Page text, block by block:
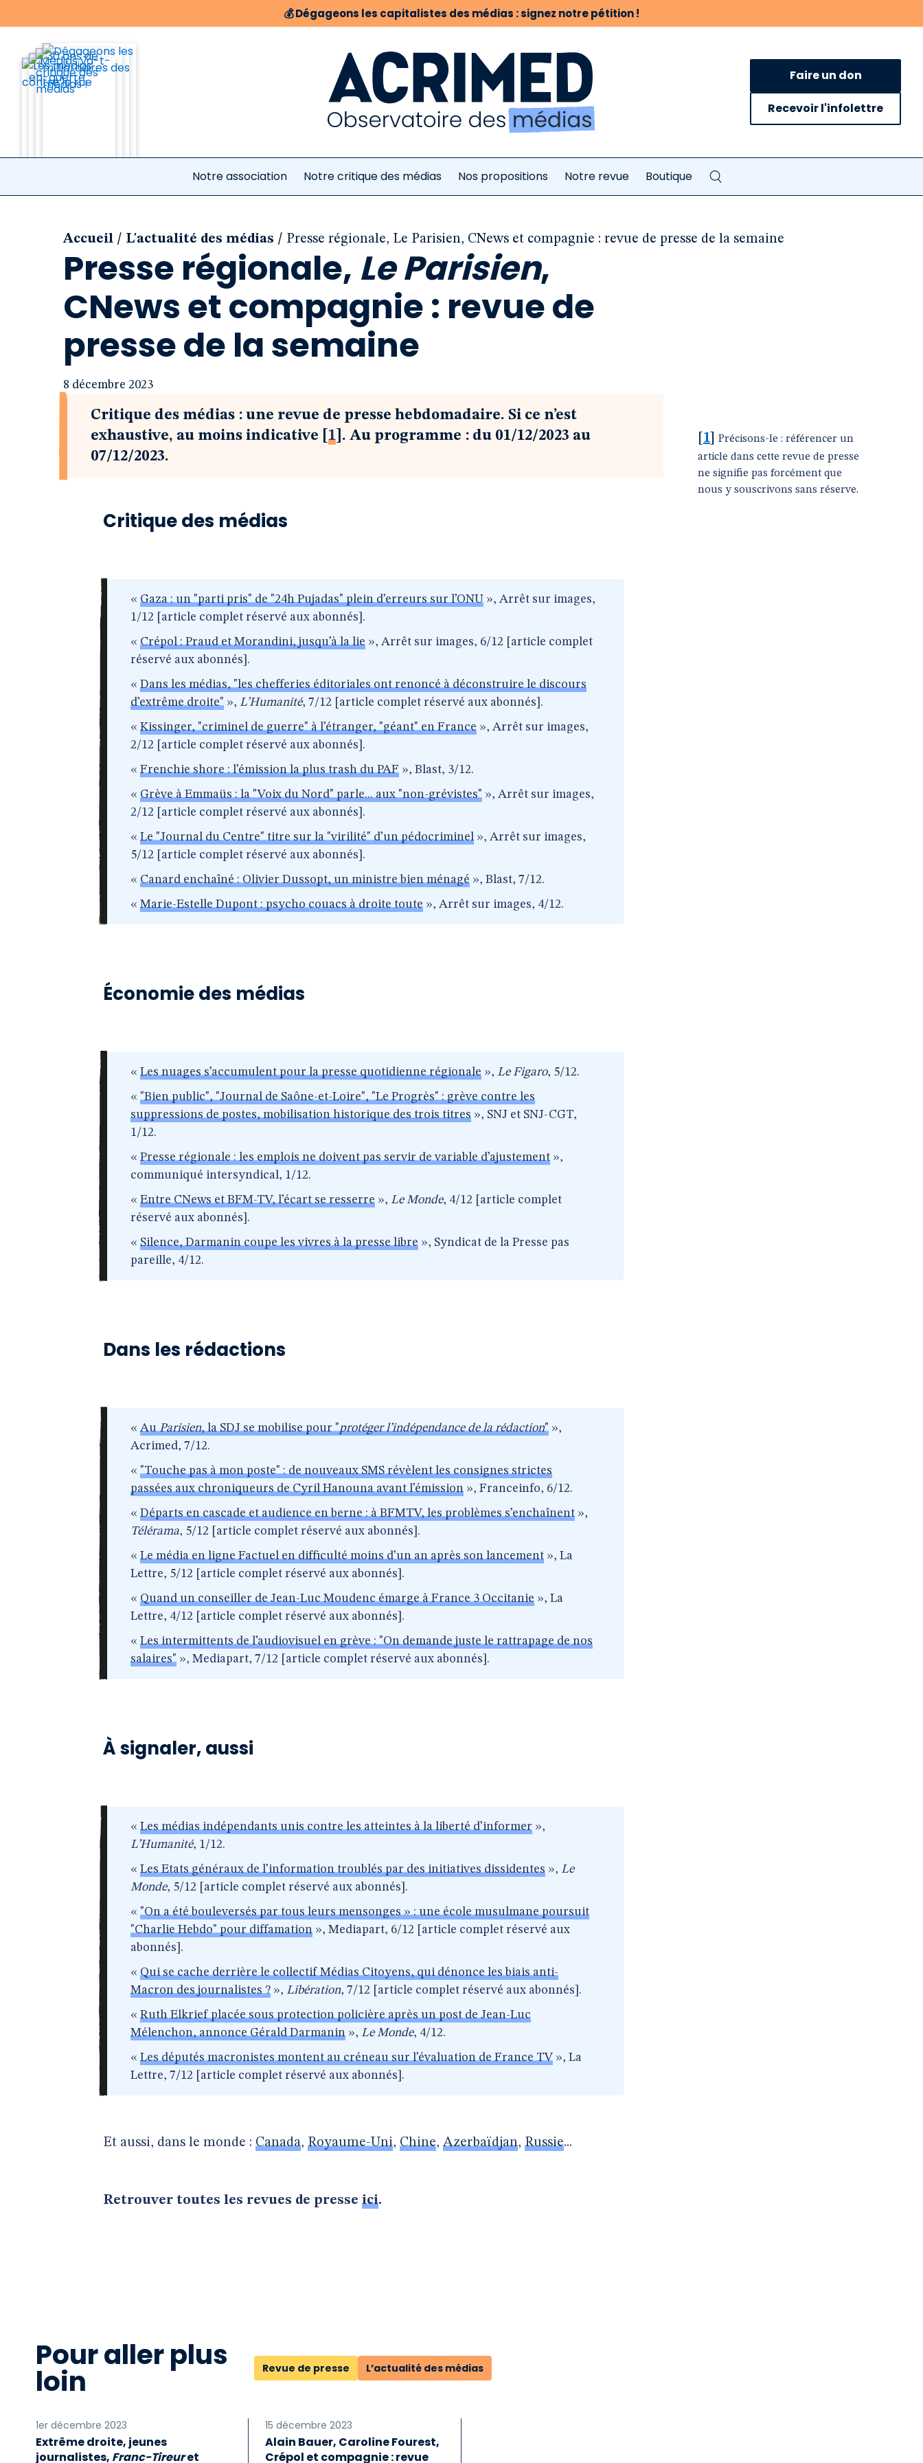
💰Dégageons les capitalistes des médias : signez notre pétition !
Faire un don
Recevoir l'infolettre
Notre association Notre critique des médias Nos propositions Notre revue Boutique
Accueil / L'actualité des médias / Presse régionale, Le Parisien, CNews et compagnie : revue de presse de la semaine
Presse régionale, Le Parisien,
CNews et compagnie : revue de
presse de la semaine
8 décembre 2023
Critique des médias : une revue de presse hebdomadaire. Si ce n’est
exhaustive, au moins indicative
1 . Au programme : du 01/12/2023 au
07/12/2023.
Critique des médias
« Gaza : un "parti pris" de "24h Pujadas" plein d’erreurs sur l’ONU », Arrêt sur images,
1/12 [article complet réservé aux abonnés].
« Crépol : Praud et Morandini, jusqu’à la lie », Arrêt sur images, 6/12 [article complet
réservé aux abonnés].
« Dans les médias, "les chefferies éditoriales ont renoncé à déconstruire le discours
d’extrême droite" », L’Humanité, 7/12 [article complet réservé aux abonnés].
« Kissinger, "criminel de guerre" à l’étranger, "géant" en France », Arrêt sur images,
2/12 [article complet réservé aux abonnés].
« Frenchie shore : l’émission la plus trash du PAF », Blast, 3/12.
« Grève à Emmaüs : la "Voix du Nord" parle... aux "non-grévistes" », Arrêt sur images,
2/12 [article complet réservé aux abonnés].
« Le "Journal du Centre" titre sur la "virilité" d’un pédocriminel », Arrêt sur images,
5/12 [article complet réservé aux abonnés].
« Canard enchaîné : Olivier Dussopt, un ministre bien ménagé », Blast, 7/12.
« Marie-Estelle Dupont : psycho couacs à droite toute », Arrêt sur images, 4/12.
Économie des médias
« Les nuages s’accumulent pour la presse quotidienne régionale », Le Figaro, 5/12.
« "Bien public", "Journal de Saône-et-Loire", "Le Progrès" : grève contre les
suppressions de postes, mobilisation historique des trois titres », SNJ et SNJ-CGT,
1/12.
« Presse régionale : les emplois ne doivent pas servir de variable d’ajustement »,
communiqué intersyndical, 1/12.
« Entre CNews et BFM-TV, l’écart se resserre », Le Monde, 4/12 [article complet
réservé aux abonnés].
« Silence, Darmanin coupe les vivres à la presse libre », Syndicat de la Presse pas
pareille, 4/12.
Dans les rédactions
« AuParisien, la SDJ se mobilise pour "protéger l’indépendance de la rédaction" »,
Acrimed, 7/12.
« "Touche pas à mon poste" : de nouveaux SMS révèlent les consignes strictes
passées aux chroniqueurs de Cyril Hanouna avant l’émission », Franceinfo, 6/12.
« Départs en cascade et audience en berne : à BFMTV, les problèmes s’enchaînent »,
Télérama, 5/12 [article complet réservé aux abonnés].
« Le média en ligne Factuel en difficulté moins d’un an après son lancement », La
Lettre, 5/12 [article complet réservé aux abonnés].
« Quand un conseiller de Jean-Luc Moudenc émarge à France 3 Occitanie », La
Lettre, 4/12 [article complet réservé aux abonnés].
« Les intermittents de l’audiovisuel en grève : "On demande juste le rattrapage de nos
salaires" », Mediapart, 7/12 [article complet réservé aux abonnés].
À signaler, aussi
« Les médias indépendants unis contre les atteintes à la liberté d’informer »,
L’Humanité, 1/12.
« Les Etats généraux de l’information troublés par des initiatives dissidentes », Le
Monde, 5/12 [article complet réservé aux abonnés].
« "On a été bouleversés par tous leurs mensonges » : une école musulmane poursuit
"Charlie Hebdo" pour diffamation », Mediapart, 6/12 [article complet réservé aux
abonnés].
« Qui se cache derrière le collectif Médias Citoyens, qui dénonce les biais anti-
Macron des journalistes ? », Libération, 7/12 [article complet réservé aux abonnés].
« Ruth Elkrief placée sous protection policière après un post de Jean-Luc
Mélenchon, annonce Gérald Darmanin », Le Monde, 4/12.
« Les députés macronistes montent au créneau sur l’évaluation de France TV », La
Lettre, 7/12 [article complet réservé aux abonnés].
Et aussi, dans le monde : Canada, Royaume-Uni, Chine, Azerbaïdjan, Russie...
Retrouver toutes les revues de presse ici.
1
Précisons-le : référencer un
article dans cette revue de presse
ne signifie pas forcément que
nous y souscrivons sans réserve.
Pour aller plus
loin Revue de presse L’actualité des médias
1er décembre 2023
Extrême droite, jeunes
journalistes, Franc-Tireuret
15 décembre 2023
Alain Bauer, Caroline Fourest,
Crépol et compagnie : revue